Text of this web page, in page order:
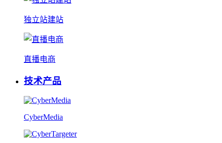
独立站建站
直播电商
技术产品
CyberMedia